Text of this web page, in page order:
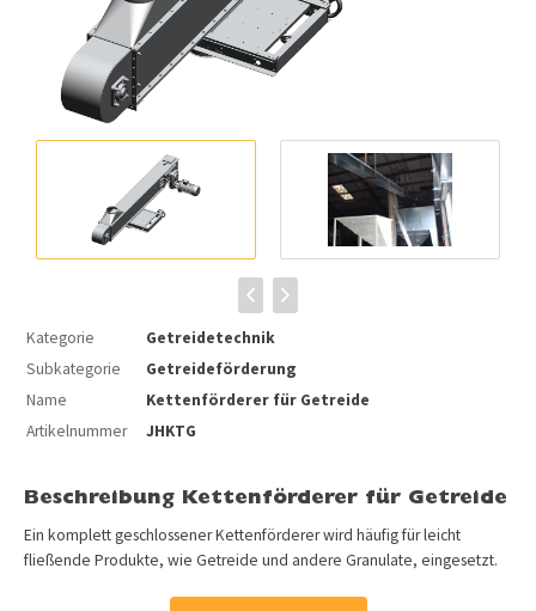
Kategorie
Getreidetechnik
Subkategorie
Getreideförderung
Name
Kettenförderer für Getreide
Artikelnummer
JHKTG
Beschreibung Kettenförderer für Getreide
Ein komplett geschlossener Kettenförderer wird häufig für leicht
fließende Produkte, wie Getreide und andere Granulate, eingesetzt.